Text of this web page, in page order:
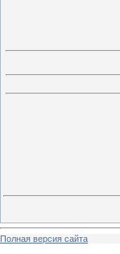
Полная версия сайта